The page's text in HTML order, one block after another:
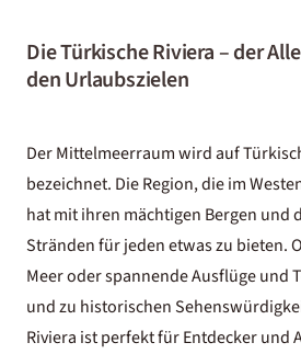
Die Türkische Riviera – der
den Urlaubszielen
Der Mittelmeerraum wird auf
bezeichnet. Die Region, die im
hat mit ihren mächtigen Bergen und
Stränden für jeden etwas zu bieten.
Meer oder spannende Ausflüge und
und zu historischen
Riviera ist perfekt für Entdecker und